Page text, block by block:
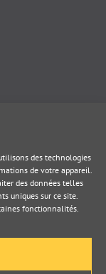
des technologies
de votre appareil.
des données telles
uniques sur ce site.
fonctionnalités.